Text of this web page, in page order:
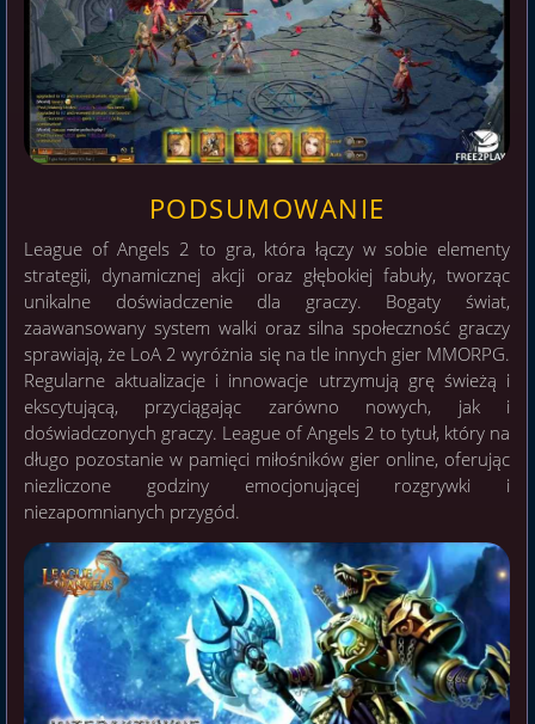
PODSUMOWANIE
League of Angels 2 to gra, która łączy w sobie elementy
strategii, dynamicznej akcji oraz głębokiej fabuły, tworząc
unikalne doświadczenie dla graczy. Bogaty świat,
zaawansowany system walki oraz silna społeczność graczy
sprawiają, że LoA 2 wyróżnia się na tle innych gier MMORPG.
Regularne aktualizacje i innowacje utrzymują grę świeżą i
ekscytującą, przyciągając zarówno nowych, jak i
doświadczonych graczy. League of Angels 2 to tytuł, który na
długo pozostanie w pamięci miłośników gier online, oferując
niezliczone godziny emocjonującej rozgrywki i
niezapomnianych przygód.